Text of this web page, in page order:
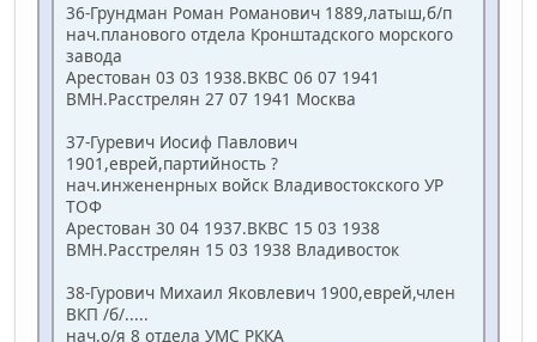
36-Грундман Роман Романович 1889,латыш,б/п
нач.планового отдела Кронштадского морского
завода
Арестован 03 03 1938.ВКВС 06 07 1941
ВМН.Расстрелян 27 07 1941 Москва
37-Гуревич Иосиф Павлович
1901,еврей,партийность ?
нач.инжененрных войск Владивостокского УР
ТОФ
Арестован 30 04 1937.ВКВС 15 03 1938
ВМН.Расстрелян 15 03 1938 Владивосток
38-Гурович Михаил Яковлевич 1900,еврей,член
ВКП /б/.....
нач.о/я 8 отдела УМС РККА